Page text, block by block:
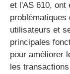
et l'AS 610, ont
utilisateurs et
principales
pour améliorer
les